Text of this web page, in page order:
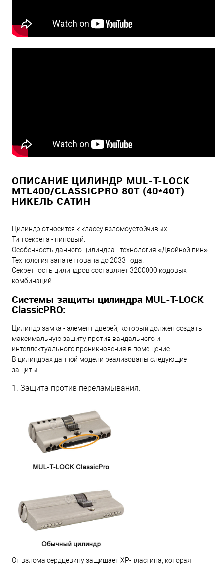
ОПИСАНИЕ ЦИЛИНДР MUL-T-LOCK
MTL400/CLASSICPRO 80T (40*40T)
НИКЕЛЬ САТИН
Цилиндр относится к классу взломоустойчивых.
Тип секрета - пиновый.
Особенность данного цилиндра - технология «Двойной пин».
Технология запатентована до 2033 года.
Секретность цилиндров составляет 3200000 кодовых
комбинаций.
Системы защиты цилиндра MUL-T-LOCK
ClassicPRO:
Цилиндр замка - элемент дверей, который должен создать
максимальную защиту против вандального и
интеллектуального проникновения в помещение.
В цилиндрах данной модели реализованы следующие
защиты.
1. Защита против переламывания.
От взлома сердцевину защищает XP-пластина, которая